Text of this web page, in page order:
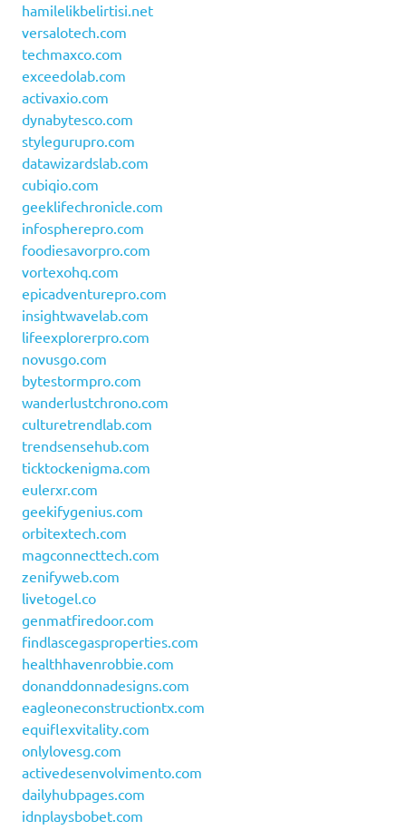
hamilelikbelirtisi.net
versalotech.com
techmaxco.com
exceedolab.com
activaxio.com
dynabytesco.com
stylegurupro.com
datawizardslab.com
cubiqio.com
geeklifechronicle.com
infospherepro.com
foodiesavorpro.com
vortexohq.com
epicadventurepro.com
insightwavelab.com
lifeexplorerpro.com
novusgo.com
bytestormpro.com
wanderlustchrono.com
culturetrendlab.com
trendsensehub.com
ticktockenigma.com
eulerxr.com
geekifygenius.com
orbitextech.com
magconnecttech.com
zenifyweb.com
livetogel.co
genmatfiredoor.com
findlascegasproperties.com
healthhavenrobbie.com
donanddonnadesigns.com
eagleoneconstructiontx.com
equiflexvitality.com
onlylovesg.com
activedesenvolvimento.com
dailyhubpages.com
idnplaysbobet.com